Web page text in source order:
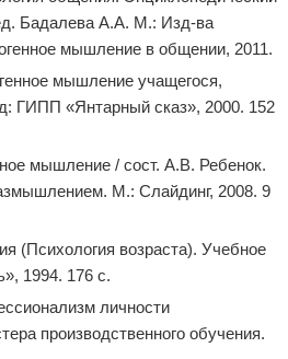
Бадалева А.А. М.: Изд-ва
мышление в общении, 2011.
мышление учащегося,
ГИПП «Янтарный сказ», 2000. 152
мышление / сост. А.В. Ребенок.
М.: Слайдинг, 2008. 9
(Психология возраста). Учебное
1994. 176 c.
личности
производственного обучения.